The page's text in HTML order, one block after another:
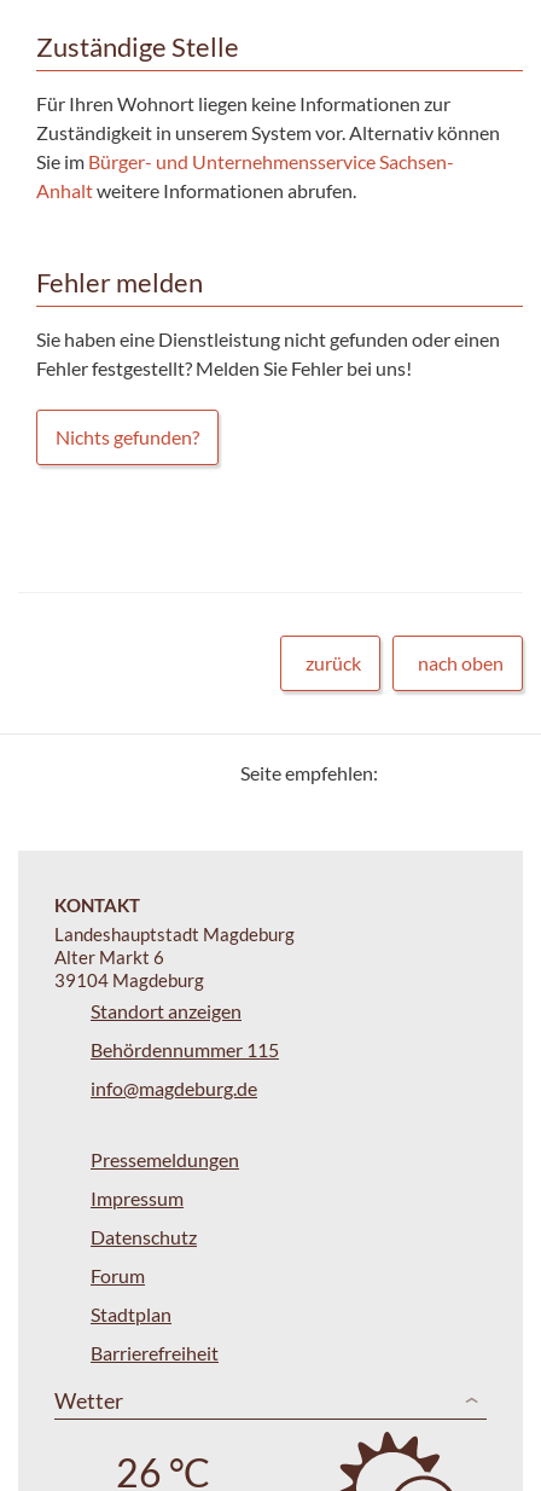
Zuständige Stelle
Für Ihren Wohnort liegen keine Informationen zur
Zuständigkeit in unserem System vor. Alternativ können
Sie im Bürger- und Unternehmensservice Sachsen-
Anhaltweitere Informationen abrufen.
Fehler melden
Sie haben eine Dienstleistung nicht gefunden oder einen
Fehler festgestellt? Melden Sie Fehler bei uns!
Nichts gefunden?
zurück nach oben
Seite empfehlen:
KONTAKT
Landeshauptstadt Magdeburg
Alter Markt 6
39104 Magdeburg
Standort anzeigen
Behördennummer 115
info@magdeburg.de
Pressemeldungen
Impressum
Datenschutz
Forum
Stadtplan
Barrierefreiheit
Wetter
26 °C